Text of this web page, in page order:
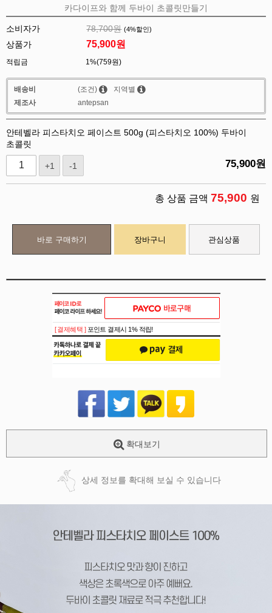
카다이프와 함께 두바이 초콜릿만들기
소비자가 78,700원 (4%할인)
상품가 75,900원
적립금 1%(759원)
배송비 (조건)
지역별
제조사
antepsan
안테벨라 피스타치오 페이스트 500g (피스타치오 100%) 두바이
초콜릿
+1 -1 75,900원
총 상품 금액 75,900 원
바로 구매하기 장바구니 관심상품
페이코 ID로
PAYCO 바로
[ 결제혜택 ] 포인트 결제시 1% 적립!
확대보기
상세 정보를 확대해 보실 수 있습니다